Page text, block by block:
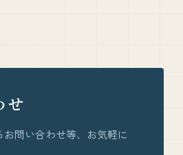
せ
問い合わせ等、お気軽に